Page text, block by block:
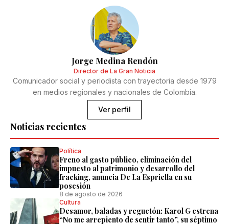
Noticias recientes
Política
Freno al gasto público, eliminación del
impuesto al patrimonio y desarrollo del
fracking, anuncia De La Espriella en su
posesión
8 de agosto de 2026
Cultura
Desamor, baladas y reguetón: Karol G estrena
“No me arrepiento de sentir tanto”, su séptimo
Jorge Medina Rendón
Director de La Gran Noticia
Comunicador social y periodista con trayectoria desde 1979
en medios regionales y nacionales de Colombia.
Ver perfil